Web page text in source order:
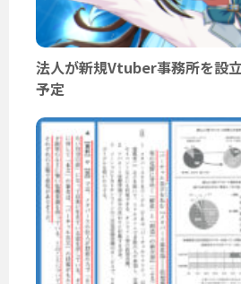
法人が新規Vtuber事務所を設
予定